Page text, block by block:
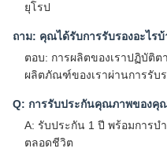
ยุโรป
ถาม: คุณได้รับการรับรองอะไรบ้
ตอบ: การผลิตของเราปฏิบัติ
ผลิตภัณฑ์ของเราผ่านการรับ
Q: การรับประกันคุณภาพของคุ
A: รับประกัน 1 ปี พร้อมการ
ตลอดชีวิต